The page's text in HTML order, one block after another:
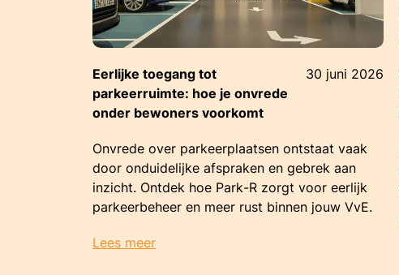
Eerlijke toegang tot
parkeerruimte: hoe je onvrede
onder bewoners voorkomt
30 juni 2026
Onvrede over parkeerplaatsen ontstaat vaak
door onduidelijke afspraken en gebrek aan
inzicht. Ontdek hoe Park-R zorgt voor eerlijk
parkeerbeheer en meer rust binnen jouw VvE.
Lees meer